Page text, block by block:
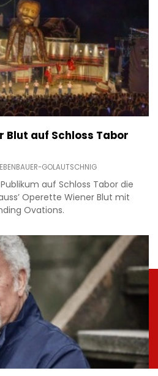
Blut auf Schloss Tabor
GOLAUTSCHNIG
auf Schloss Tabor die
Operette Wiener Blut mit
Ovations.